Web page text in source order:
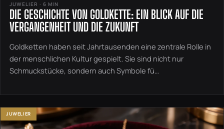
JUWELIER · 6 MIN
DIE GESCHICHTE VON GOLDKETTE: EIN BLICK AUF DIE
VERGANGENHEIT UND DIE ZUKUNFT
Goldketten haben seit Jahrtausenden eine zentrale Rolle in
der menschlichen Kultur gespielt. Sie sind nicht nur
Schmuckstücke, sondern auch Symbole fü…
JUWELIER